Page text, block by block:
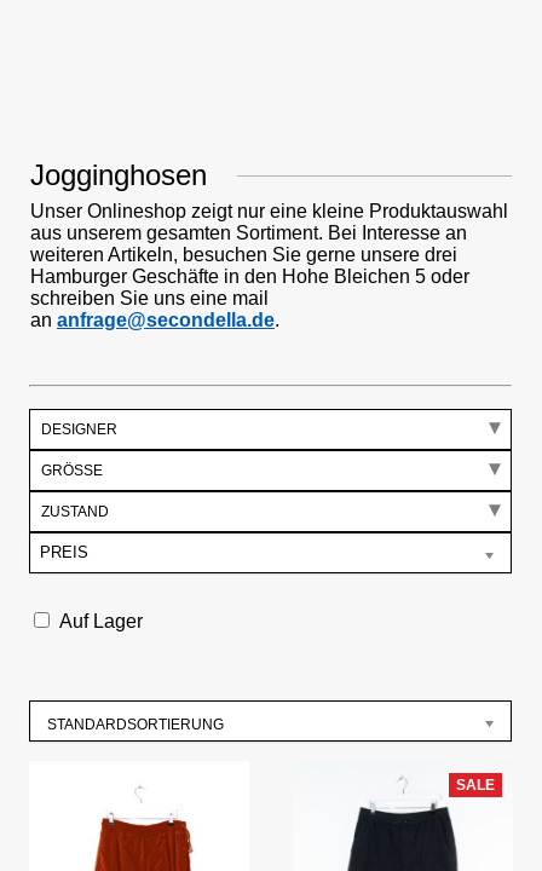
Jogginghosen
Unser Onlineshop zeigt nur eine kleine Produktauswahl
aus unserem gesamten Sortiment. Bei Interesse an
weiteren Artikeln, besuchen Sie gerne unsere drei
Hamburger Geschäfte in den Hohe Bleichen 5 oder
schreiben Sie uns eine mail
an anfrage@secondella.de.
DESIGNER
GRÖSSE
ZUSTAND
PREIS
Auf Lager
STANDARDSORTIERUNG
SALE